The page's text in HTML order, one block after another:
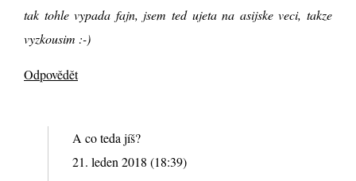
tak tohle vypada fajn, jsem ted ujeta na asijske veci, takze
vyzkousim :-)
Odpovědět
A co teda jíš?
21. leden 2018 (18:39)